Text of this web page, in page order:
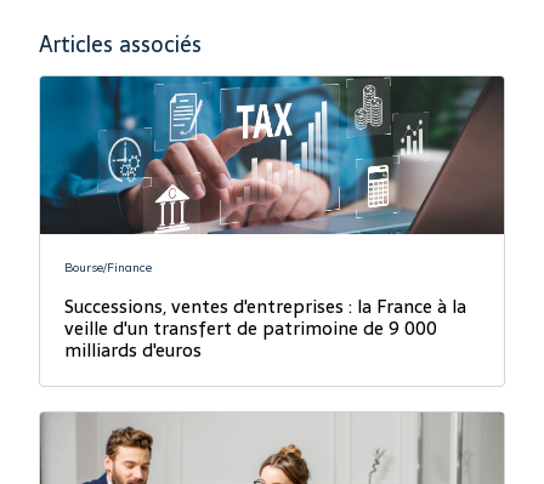
Articles associés
Bourse/Finance
Successions, ventes d'entreprises : la France à la
veille d'un transfert de patrimoine de 9 000
milliards d'euros